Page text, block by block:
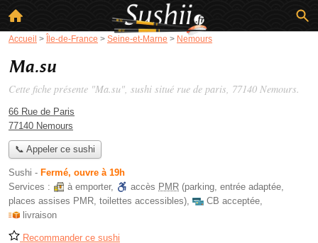
Accueil > Île-de-France > Seine-et-Marne > Nemours
Ma.su
Cette fiche présente "Ma.su", sushi situé rue de paris, 77140 Nemours.
66 Rue de Paris
77140 Nemours
📞 Appeler ce sushi
Sushi - Fermé, ouvre à 19h
Services :
à emporter, accès PMR (parking, entrée adaptée,
places assises PMR, toilettes accessibles), CB acceptée,
livraison
Recommander ce sushi